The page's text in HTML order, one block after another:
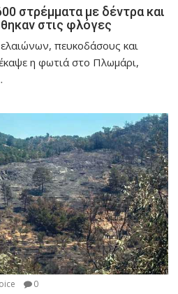
στρέμματα με δέντρα και
στις φλόγες
πευκοδάσους και
η φωτιά στο Πλωμάρι,
0